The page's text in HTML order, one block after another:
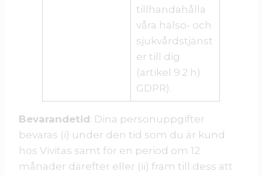
tillhandahålla
våra hälso- och
sjukvårdstjänst
er till dig
(artikel 9.2 h)
GDPR).
Bevarandetid: Dina personuppgifter
bevaras (i) under den tid som du är kund
hos Vivitas samt för en period om 12
månader därefter eller (ii) fram till dess att